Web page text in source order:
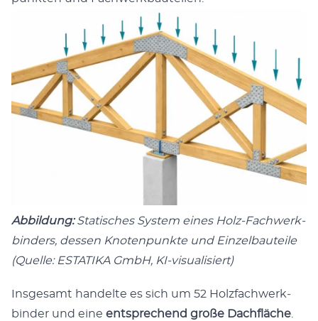
Abbil­dung: Sta­tis­ches Sys­tem eines Holz-Fach­w­erk­
binders, dessen Knoten­punk­te und Einzel­bauteile
(Quelle: ESTATIKA GmbH, KI-visu­al­isiert)
Ins­ge­samt han­delte es sich um 52 Holz­fach­w­erk­
binder und eine entsprechend große Dachfläche.